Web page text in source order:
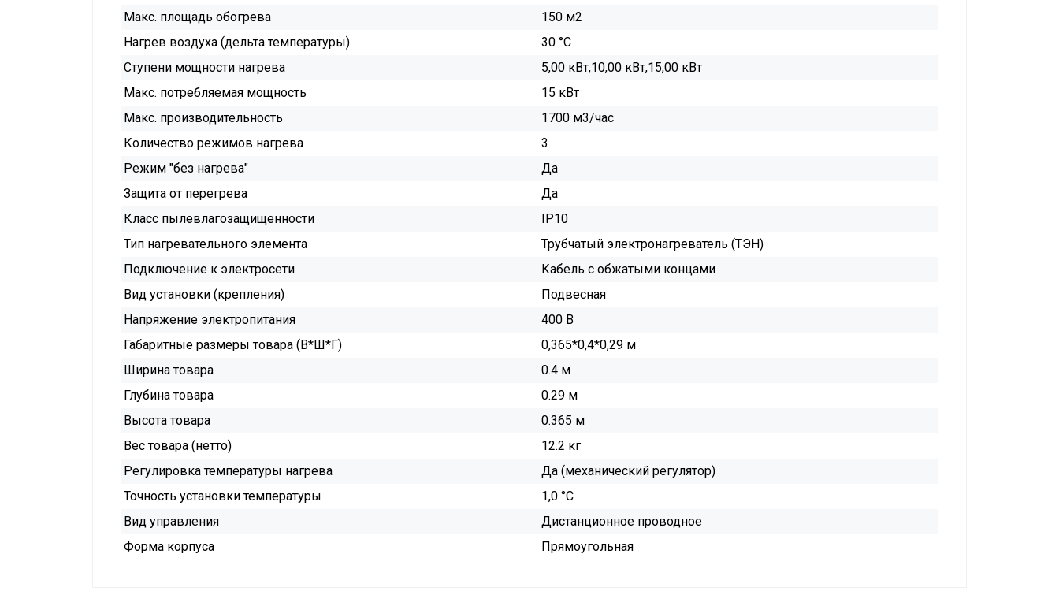
Макс. площадь обогрева
150 м2
Нагрев воздуха (дельта температуры)
30 °С
Ступени мощности нагрева
5,00 кВт,10,00 кВт,15,00 кВт
Макс. потребляемая мощность
15 кВт
Макс. производительность
1700 м3/час
Количество режимов нагрева
3
Режим "без нагрева"
Да
Защита от перегрева
Да
Класс пылевлагозащищенности
IP10
Тип нагревательного элемента
Трубчатый электронагреватель (ТЭН)
Подключение к электросети
Кабель с обжатыми концами
Вид установки (крепления)
Подвесная
Напряжение электропитания
400 В
Габаритные размеры товара (В*Ш*Г)
0,365*0,4*0,29 м
Ширина товара
0.4 м
Глубина товара
0.29 м
Высота товара
0.365 м
Вес товара (нетто)
12.2 кг
Регулировка температуры нагрева
Да (механический регулятор)
Точность установки температуры
1,0 °С
Вид управления
Дистанционное проводное
Форма корпуса
Прямоугольная